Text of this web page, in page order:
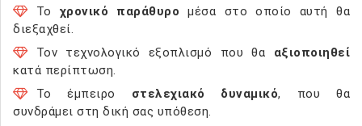
Το χρονικό παράθυρο μέσα στο οποίο αυτή θα
διεξαχθεί.
Τον τεχνολογικό εξοπλισμό που θα αξιοποιηθεί
κατά περίπτωση.
Το έμπειρο στελεχιακό δυναμικό, που θα
συνδράμει στη δική σας υπόθεση.